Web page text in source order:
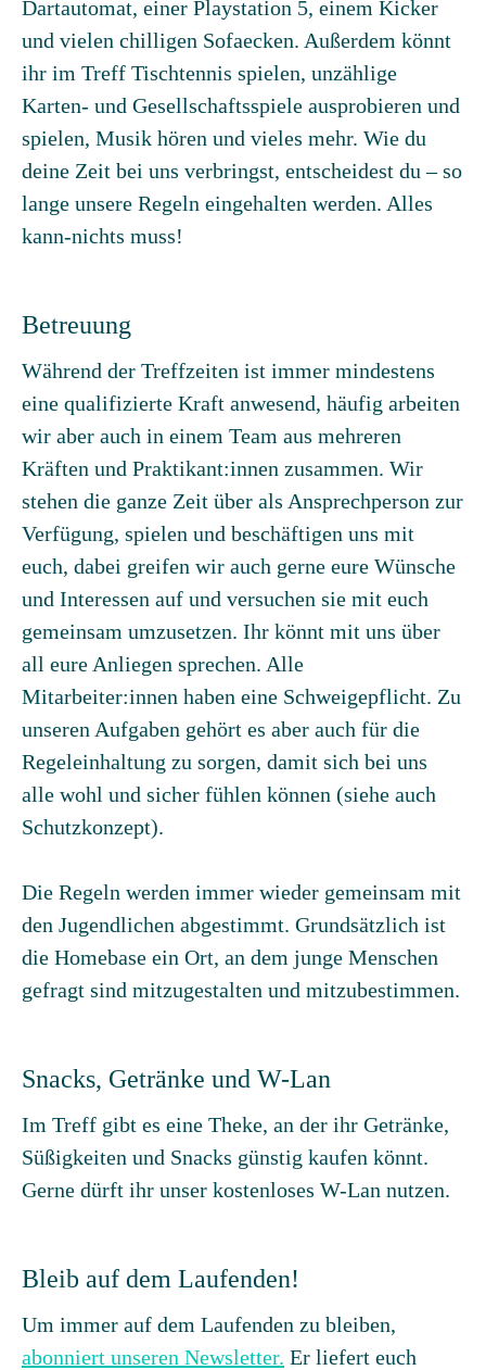
Dartautomat, einer Playstation 5, einem Kicker
und vielen chilligen Sofaecken. Außerdem könnt
ihr im Treff Tischtennis spielen, unzählige
Karten- und Gesellschaftsspiele ausprobieren und
spielen, Musik hören und vieles mehr. Wie du
deine Zeit bei uns verbringst, entscheidest du – so
lange unsere Regeln eingehalten werden. Alles
kann-nichts muss!
Betreuung
Während der Treffzeiten ist immer mindestens
eine qualifizierte Kraft anwesend, häufig arbeiten
wir aber auch in einem Team aus mehreren
Kräften und Praktikant:innen zusammen. Wir
stehen die ganze Zeit über als Ansprechperson zur
Verfügung, spielen und beschäftigen uns mit
euch, dabei greifen wir auch gerne eure Wünsche
und Interessen auf und versuchen sie mit euch
gemeinsam umzusetzen. Ihr könnt mit uns über
all eure Anliegen sprechen. Alle
Mitarbeiter:innen haben eine Schweigepflicht. Zu
unseren Aufgaben gehört es aber auch für die
Regeleinhaltung zu sorgen, damit sich bei uns
alle wohl und sicher fühlen können (siehe auch
Schutzkonzept).
Die Regeln werden immer wieder gemeinsam mit
den Jugendlichen abgestimmt. Grundsätzlich ist
die Homebase ein Ort, an dem junge Menschen
gefragt sind mitzugestalten und mitzubestimmen.
Snacks, Getränke und W-Lan
Im Treff gibt es eine Theke, an der ihr Getränke,
Süßigkeiten und Snacks günstig kaufen könnt.
Gerne dürft ihr unser kostenloses W-Lan nutzen.
Bleib auf dem Laufenden!
Um immer auf dem Laufenden zu bleiben,
abonniert unseren Newsletter. Er liefert euch